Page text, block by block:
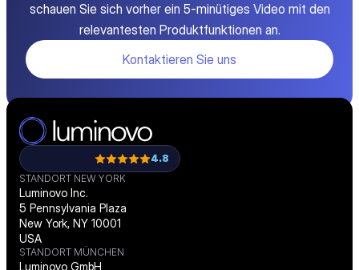
schauen Sie sich vorher ein 5-minütiges Video mit den
relevantesten Produktfunktionen an.
Kontaktieren Sie uns
4.8
STANDORT NEW YORK
Luminovo Inc.
5 Pennsylvania Plaza
New York, NY 10001
USA
STANDORT MÜNCHEN
Luminovo GmbH